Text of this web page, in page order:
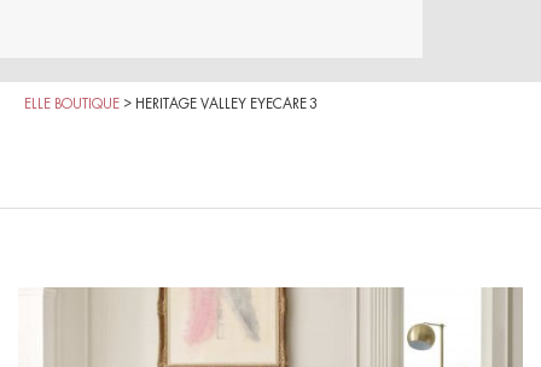
ELLE BOUTIQUE > HERITAGE VALLEY EYECARE 3